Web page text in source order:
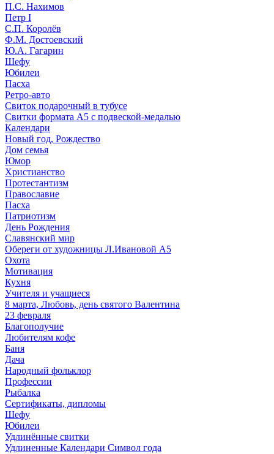
П.С. Нахимов
Петр I
С.П. Королёв
Ф.М. Достоевский
Ю.А. Гагарин
Шефу
Юбилеи
Пасха
Ретро-авто
Свиток подарочный в тубусе
Свитки формата А5 с подвеской-медалью
Календари
Новый год, Рождество
Дом семья
Юмор
Христианство
Протестантизм
Православие
Пасха
Патриотизм
День Рождения
Славянский мир
Обереги от художницы Л.Ивановой А5
Охота
Мотивация
Кухня
Учителя и учащиеся
8 марта, Любовь, день святого Валентина
23 февраля
Благополучие
Любителям кофе
Баня
Дача
Народный фольклор
Профессии
Рыбалка
Сертификаты, дипломы
Шефу
Юбилеи
Удлинённые свитки
Удлиненные Календари Символ года